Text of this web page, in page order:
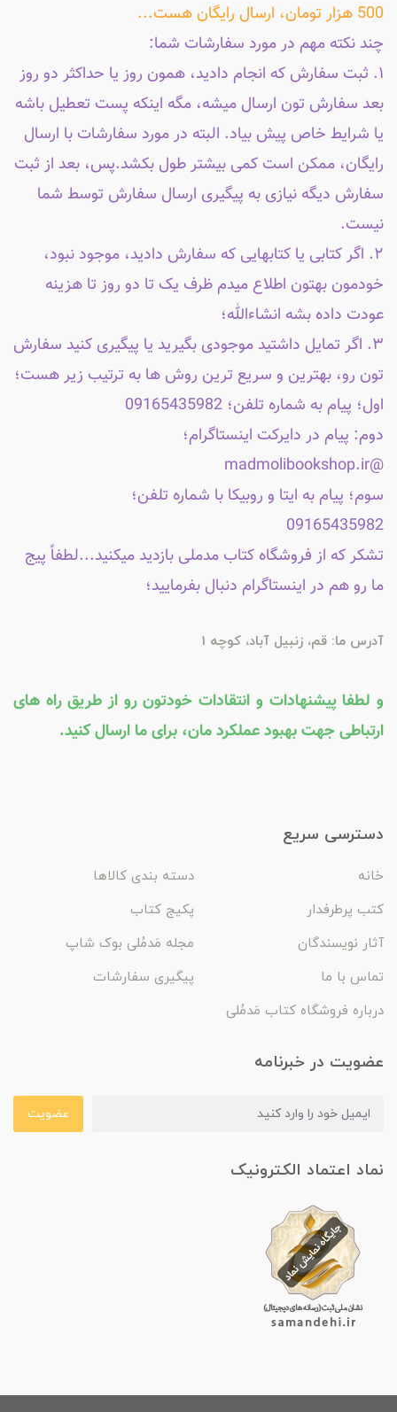
500 هزار تومان، ارسال رایگان هست...
چند نکته مهم در مورد سفارشات شما:
۱. ثبت سفارش که انجام دادید، همون روز یا حداکثر دو روز
بعد سفارش تون ارسال میشه، مگه اینکه پست تعطیل باشه
یا شرایط خاص پیش بیاد. البته در مورد سفارشات با ارسال
رایگان، ممکن است کمی بیشتر طول بکشد.پس، بعد از ثبت
سفارش دیگه نیازی به پیگیری ارسال سفارش توسط شما
نیست.
۲. اگر کتابی یا کتابهایی که سفارش دادید، موجود نبود،
خودمون بهتون اطلاع میدم ظرف یک تا دو روز تا هزینه
عودت داده بشه انشاءالله؛
۳. اگر تمایل داشتید موجودی بگیرید یا پیگیری کنید سفارش
تون رو، بهترین و سریع ترین روش ها به ترتیب زیر هست؛
اول؛ پیام به شماره تلفن؛ 09165435982
دوم: پیام در دایرکت اینستاگرام؛
@madmolibookshop.ir
سوم؛ پیام به ایتا و روبیکا با شماره تلفن؛
09165435982
تشکر که از فروشگاه کتاب مدملی بازدید میکنید...لطفاً پیج
ما رو هم در اینستاگرام دنبال بفرمایید؛
آدرس ما: قم، زنبیل آباد، کوچه 1
و لطفا پیشنهادات و انتقادات خودتون رو از طریق راه های
ارتباطی جهت بهبود عملکرد مان، برای ما ارسال کنید.
دسترسی سریع
خانه
دسته بندی کالاها
کتب پرطرفدار
پکیج کتاب
آثار نویسندگان
مجله مَدمُلی بوک شاپ
تماس با ما
پیگیری سفارشات
درباره فروشگاه کتاب مَدمُلی
عضویت در خبرنامه
عضویت
نماد اعتماد الکترونیک